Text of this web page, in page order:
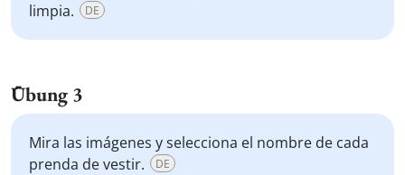
limpia.
DE
Übung 3
Mira las imágenes y selecciona el nombre de cada
prenda de vestir.
DE